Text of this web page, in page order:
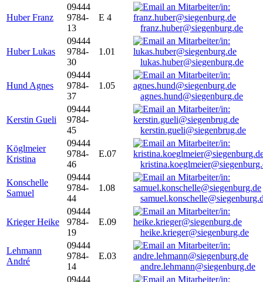
Huber Franz
09444
9784-
13
E 4
franz.huber@siegenburg.de
Huber Lukas
09444
9784-
30
1.01
lukas.huber@siegenburg.de
Hund Agnes
09444
9784-
37
1.05
agnes.hund@siegenburg.de
Kerstin Gueli
09444
9784-
45
kerstin.gueli@siegenbrug.de
Köglmeier
Kristina
09444
9784-
46
E.07
Konschelle
Samuel
09444
9784-
44
1.08
Krieger Heike
09444
9784-
19
E.09
heike.krieger@siegenburg.de
Lehmann
André
09444
9784-
14
E.03
andre.lehmann@siegenburg.de
09444